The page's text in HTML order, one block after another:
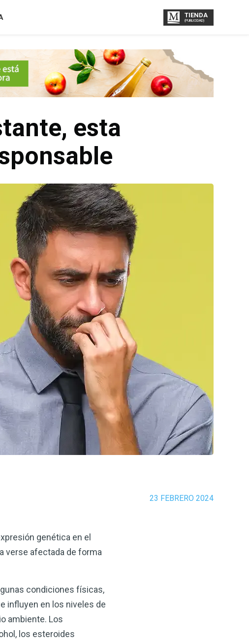
TIENDA
(PUBLICIDAD)
esta
23 FEBRERO 2024
genética en el
verse afectada de forma
condiciones físicas,
influyen en los niveles de
ambiente. Los
los esteroides